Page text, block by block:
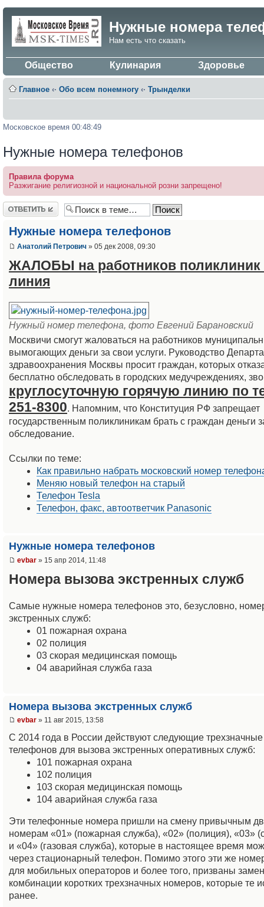
Нужные номера
Нам есть что сказать
Общество Кулинария Здоровье
Главное ‹· Обо всем понемногу ‹· Трынделки
Московское время 00:48:49
Нужные номера телефонов
Правила форума
Разжигание религиозной и национальной розни запрещено!
Ответить
Нужные номера телефонов
Анатолий Петрович » 05 дек 2008, 09:30
ЖАЛОБЫ на работников поликлиник
линия
Нужный номер телефона, фото Евгений Барановский
Москвичи смогут жаловаться на работников
вымогающих деньги за свои услуги. Руководство
здравоохранения Москвы просит граждан, которых
бесплатно обследовать в городских медучреждениях,
круглосуточную горячую линию по
251-8300. Напомним, что Конституция РФ запрещает
государственным поликлиникам брать с граждан деньги
обследование.
Ссылки по теме:
Как правильно набрать московский номер
Меняю новый телефон на старый
Телефон Tesla
Телефон, факс, автоответчик Panasonic
Нужные номера телефонов
evbar » 15 апр 2014, 11:48
Номера вызова экстренных служб
Самые нужные номера телефонов это, безусловно,
экстренных служб:
01 пожарная охрана
02 полиция
03 скорая медицинская помощь
04 аварийная служба газа
Номера вызова экстренных служб
evbar » 11 авг 2015, 13:58
С 2014 года в России действуют следующие
телефонов для вызова экстренных оперативных служб:
101 пожарная охрана
102 полиция
103 скорая медицинская помощь
104 аварийная служба газа
Эти телефонные номера пришли на смену привычным
номерам «01» (пожарная служба), «02» (полиция), «03»
и «04» (газовая служба), которые в настоящее время
через стационарный телефон. Помимо этого эти же
для мобильных операторов и более того, призваны
комбинации коротких трехзначных номеров, которые те
ранее.